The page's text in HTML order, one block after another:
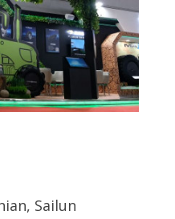
Sailun